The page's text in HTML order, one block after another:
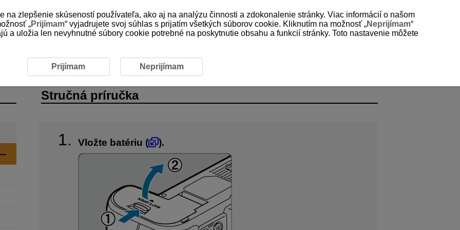
Stručná príručka
Vložte batériu ( ).
na zlepšenie skúseností používateľa, ako aj na analýzu činnosti a zdokonalenie stránky. Viac informácií o našom
„Prijímam“ vyjadrujete svoj súhlas s prijatím všetkých súborov cookie. Kliknutím na možnosť „Neprijímam“
a uložia len nevyhnutné súbory cookie potrebné na poskytnutie obsahu a funkcií stránky. Toto nastavenie môžete
Prijímam Neprijímam